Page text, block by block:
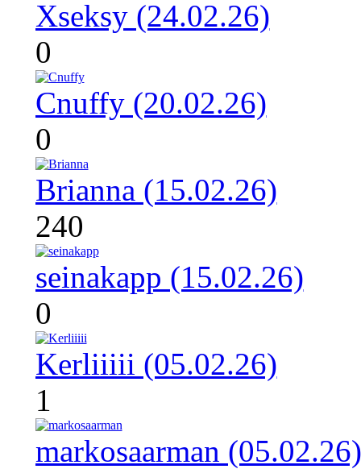
Xseksy (24.02.26)
0
Cnuffy (20.02.26)
0
Brianna (15.02.26)
240
seinakapp (15.02.26)
0
Kerliiiii (05.02.26)
1
markosaarman (05.02.26)